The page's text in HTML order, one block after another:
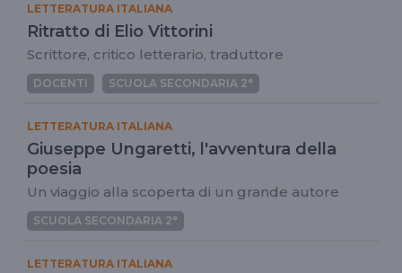
LETTERATURA ITALIANA
Ritratto di Elio Vittorini
Scrittore, critico letterario, traduttore
DOCENTI SCUOLA SECONDARIA 2°
LETTERATURA ITALIANA
Giuseppe Ungaretti, l'avventura della
poesia
Un viaggio alla scoperta di un grande autore
SCUOLA SECONDARIA 2°
LETTERATURA ITALIANA